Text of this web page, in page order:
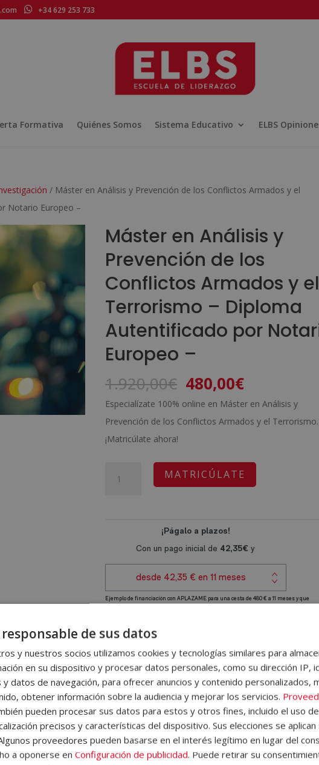
+34 629 253 733
Formativa Quiénes Somos Sistema Educativo ELBS
/ Máster en Análisis y Prevención de los Conflictos Armados y el
Notario Europeo –
Máster en Análisis y
Prevención de los
Conflictos Armados y el
Terrorismo – Diploma
Autentificado por
Europeo –
1.920,00€ El
precio
original
480,00€El
precio
actual
Especialízate 100% online en Máster en Análisis y
Prevención de los Conflictos Armados y el Terrorismo.
¡Matricúlate ahora!
Conflictos
y
Terrorismo
-
Diploma
Autentificado
por
Notario
MATRICÚLATE
t
:
Certificación Temario Valoraciones (0)
el Máster en Análisis y
y el Terrorismo
directivos, emprendedores, trabajadores, estudiantes y
necesarios en relación con este ámbito profesional.
responsable de sus datos
y nuestros socios utilizamos cookies y tecnologías similares para
en su dispositivo y procesar datos personales, como su dirección IP,
y datos de navegación, para ofrecer anuncios y contenido personalizados,
obtener información sobre la audiencia y mejorar los servicios.
pueden procesar sus datos para estos y otros fines, incluido el uso
precisos y características del dispositivo. Sus elecciones se
proveedores pueden basarse en el interés legítimo en lugar del
a oponerse en Configuración de publicidad. Puede retirar su